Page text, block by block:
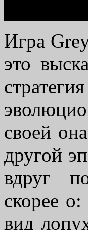
Игра
это
своей
другой
вдруг
скорее
вид